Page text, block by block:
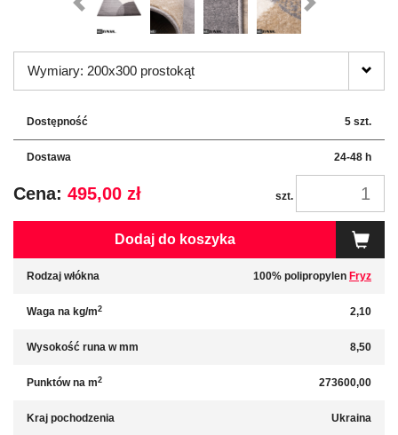
Wymiary: 200x300 prostokąt
Dostępność 5 szt.
Dostawa 24-48 h
Cena: 495,00 zł szt.
Dodaj do koszyka
Rodzaj włókna 100% polipropylen Fryz
Waga na kg/m2 2,10
Wysokość runa w mm 8,50
Punktów na m2 273600,00
Kraj pochodzenia Ukraina